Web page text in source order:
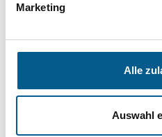
Marketing
Alle
Auswahl
Themen: Wohltätige
Themen: Wissenschaft
Themen: Sport
Themen: Kunst & Kultur